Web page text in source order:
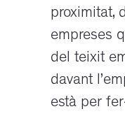
proximitat,
empreses
del teixit
davant
està per